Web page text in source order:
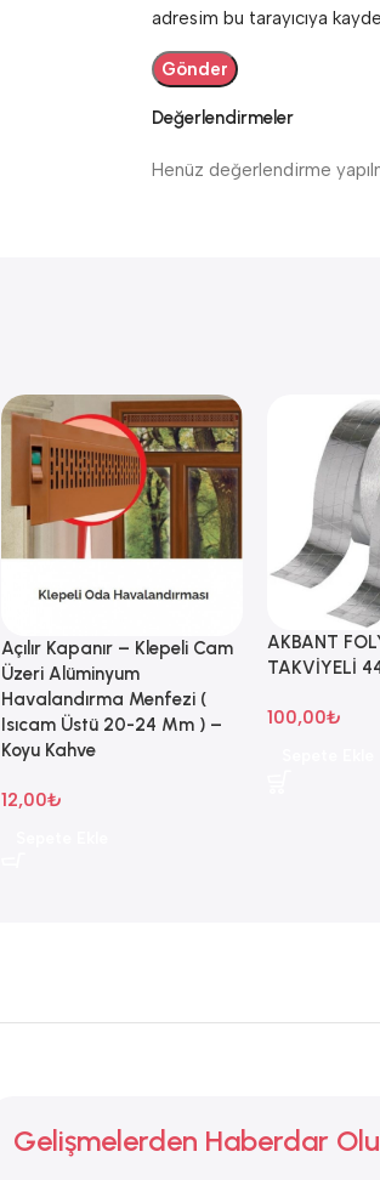
Değerlendirmeler
Henüz değerlendirme
adresim bu tarayıcıya
Açılır Kapanır – Klepeli Cam
Üzeri Alüminyum
Havalandırma Menfezi (
Isıcam Üstü 20-24 Mm ) –
Koyu Kahve
12,00₺
AKBANT
TAKVİYELİ
100,00₺
Gelişmelerden Haberdar